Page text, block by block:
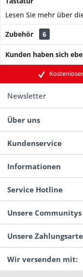
Lesen Sie mehr über
Zubehör 6
Kunden haben sich
Newsletter
Über uns
Kundenservice
Informationen
Service Hotline
Unsere Communitys
Unsere
Wir versenden mit: